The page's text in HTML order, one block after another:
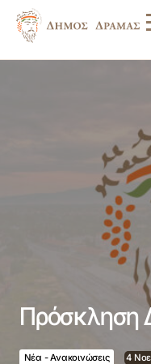
Πρόσκληση
Νέα - Ανακοινώσεις 4